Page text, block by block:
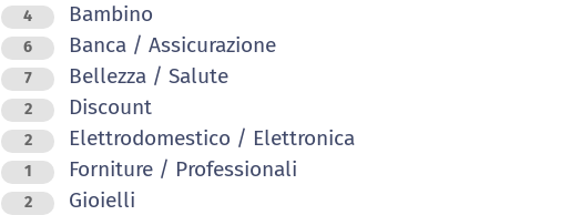
4 Bambino
6 Banca / Assicurazione
7 Bellezza / Salute
2 Discount
2 Elettrodomestico / Elettronica
1 Forniture / Professionali
2 Gioielli